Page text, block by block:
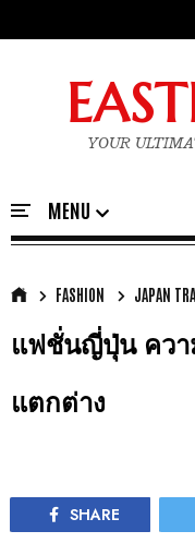
YOUR
FASHION JAPAN
แฟชั่นญี่ปุ่น ควา
แตกต่าง
SHARE